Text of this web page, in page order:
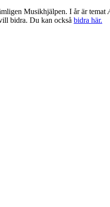
Musikhjälpen. I år är temat
bidra. Du kan också bidra här.